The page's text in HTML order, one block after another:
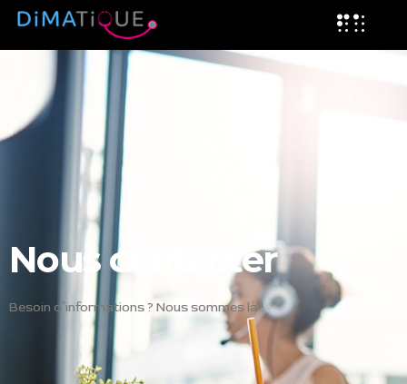
Nous contacter
Besoin d’informations ? Nous sommes là !